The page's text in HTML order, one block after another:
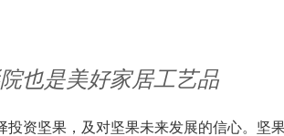
也是美好家居工艺品
资坚果，及对坚果未来发展的信心。坚